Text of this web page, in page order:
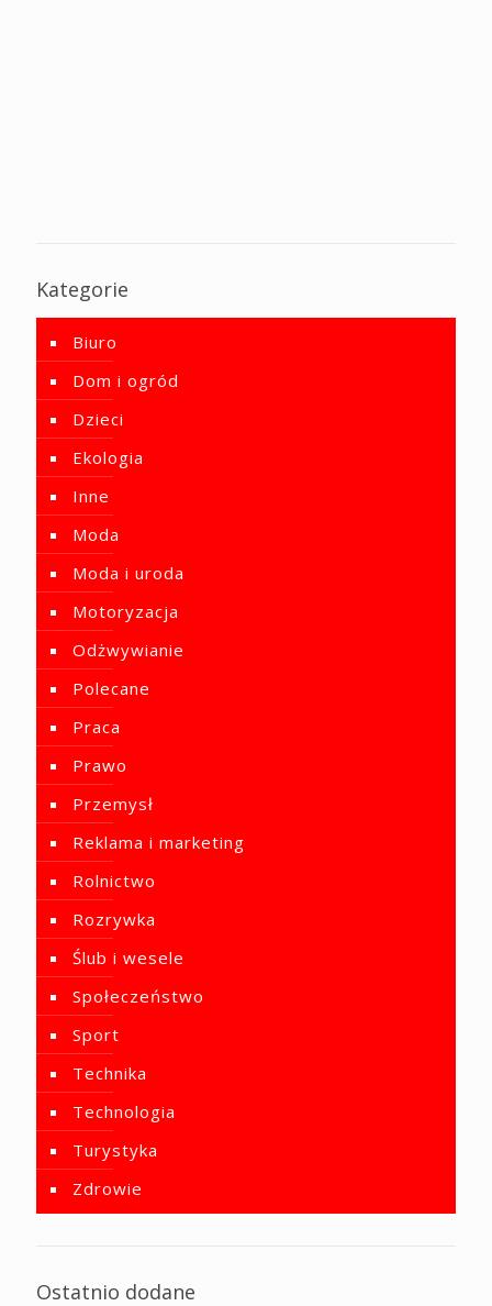
Kategorie
Biuro
Dom i ogród
Dzieci
Ekologia
Inne
Moda
Moda i uroda
Motoryzacja
Odżwywianie
Polecane
Praca
Prawo
Przemysł
Reklama i marketing
Rolnictwo
Rozrywka
Ślub i wesele
Społeczeństwo
Sport
Technika
Technologia
Turystyka
Zdrowie
Ostatnio dodane